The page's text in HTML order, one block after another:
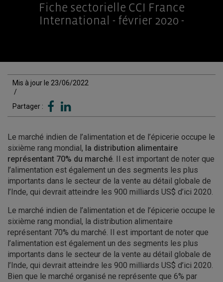
Fiche sectorielle CCI France
International - février 2020 -
Mis à jour le 23/06/2022
/
Partager :
Le marché indien de l’alimentation et de l’épicerie occupe le
sixième rang mondial, la distribution alimentaire
représentant 70% du marché. Il est important de noter que
l’alimentation est également un des segments les plus
importants dans le secteur de la vente au détail globale de
l’Inde, qui devrait atteindre les 900 milliards US$ d’ici 2020.
Le marché indien de l’alimentation et de l’épicerie occupe le
sixième rang mondial, la distribution alimentaire
représentant 70% du marché. Il est important de noter que
l’alimentation est également un des segments les plus
importants dans le secteur de la vente au détail globale de
l’Inde, qui devrait atteindre les 900 milliards US$ d’ici 2020.
Bien que le marché organisé ne représente que 6% par